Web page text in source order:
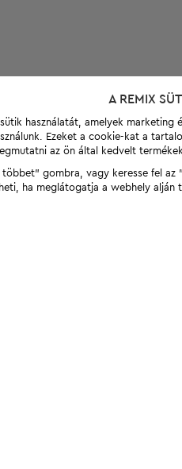
A REMIX
használatát, amelyek
Ezeket a cookie-kat a
az ön által kedvelt
gombra, vagy keresse fel
ha meglátogatja a webhely alján